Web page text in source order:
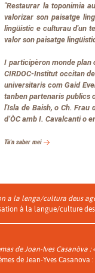
"Restaurar la toponimia
valorizar son paisatge
lingüistic e culturau d'un
valor son paisatge
I participèron monde plan
CIRDOC-Institut occitan
universitaris com Gaid
tanben partenaris publics
l'Isla de Baish, o Ch. Frau
d’ÒC amb I. Cavalcanti o
Tà'n saber mei
a la lenga/cultura deus
à la langue/culture
de Joan-Ives Casanòva :
de Jean-Yves Casanova :